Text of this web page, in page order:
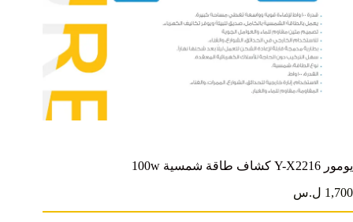
يومور Y-X2216 كشاف طاقة شمسية 100w
1,700 ل.س